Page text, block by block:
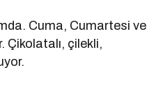
Cuma, Cumartesi ve
Çikolatalı, çilekli,